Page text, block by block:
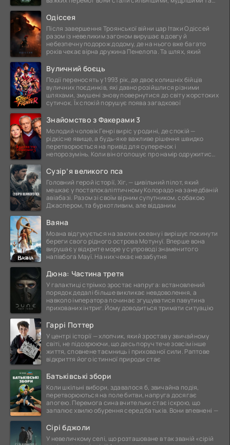
Одіссея
Після завершення Троянської війни цар Ітаки Одіссей
разом із невеликим загоном вирушає в довгу й
небезпечну подорож додому, де на нього вже багато
років чекає вірна дружина Пенелопа. Та шлях, який
Вуличний боєць
Події переносять у 1993 рік, де двоє колишніх бійців
вуличних поєдинків, які давно розійшлися різними
шляхами, змушені знову повернутися до світу жорстоких
сутичок. Їх спокій порушує поява загадкової
Знайомство з Факерами 3
Молодий чоловік Генрі виріс у родині, де спокій —
рідкісне явище, а будь-яке важливе рішення швидко
перетворюється на привід для суперечок і
непорозумінь. Коли він оголошує про намір одружитися,
Сузір’я великого пса
Головний герой історії, Хіг, — цивільний пілот, який
мешкає у постапокаліптичному Колорадо на занедбаній
авіабазі. Разом зі своїм вірним супутником, собакою
Джаспером, та буркотливим, але відданим
Ваяна
Моана відгукується на заклик океану і вирішує покинути
береги свого рідного острова Мотунуї. Вперше вона
вирушає у відкрите море у супроводі знаменитого
напівбога Мауї. На них чекає незабутня
Дюна: Частина третя
У галактиці стрімко зростає напруга: встановлений
порядок дедалі більше викликає невдоволення, а
навколо імператора починає згущуватися павутина
прихованих інтриг. Йому доводиться тримати ситуацію
Гаррі Поттер
У центрі історії — хлопчик, який зростав у звичайному
світі, не підозрюючи, що десь поруч тече зовсім інше
життя, сповнене таємниць і прихованої сили. Раптове
відкриття його істинної природи стає
Батьківські збори
Коли шкільні вибори, здавалося б, звичайна подія,
перетворюються на поле битви, напруга досягає
апогею. Перемога сина вчительки стає іскрою, що
запалює хвилю обурення серед батьків. Вони впевнені —
Сірі бджоли
У невеличкому селі, що розташоване в так званій «сірій